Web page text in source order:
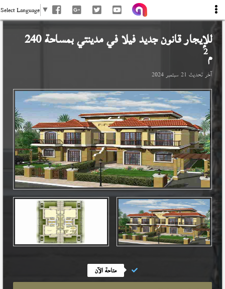
Select Language ▼
للإيجار قانون جديد فيلا فيمدينتي بمساحة 240
م2
آخر تحديث 21 سبتمبر 2024
متاحة الآن